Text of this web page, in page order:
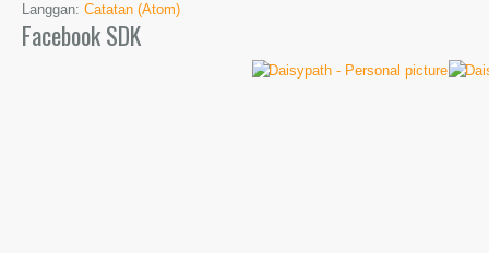
Langgan: Catatan (Atom)
Facebook SDK